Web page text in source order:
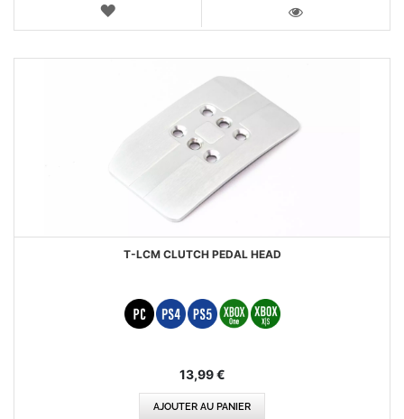
AJOUTER
T-LCM CLUTCH PEDAL HEAD
13,99 €
AJOUTER AU PANIER